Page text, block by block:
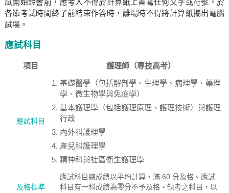
試開始鈴響前，應考人不得於計算紙上書寫任何文字或符號，於
各節考試時間終了前結束作答時，離場時不得將計算紙攜出電腦
試場。
應試科目
項目 護理師（專技高考）
應試科目
基礎醫學（包括解剖學、生理學、病理學、藥理
學、微生物學與免疫學）
基本護理學（包括護理原理、護理技術）與護理
行政
內外科護理學
產兒科護理學
精神科與社區衛生護理學
及格標準
應試科目總成績以平均計算，滿 60 分及格。應試
科目有一科成績為零分不予及格。缺考之科目，以